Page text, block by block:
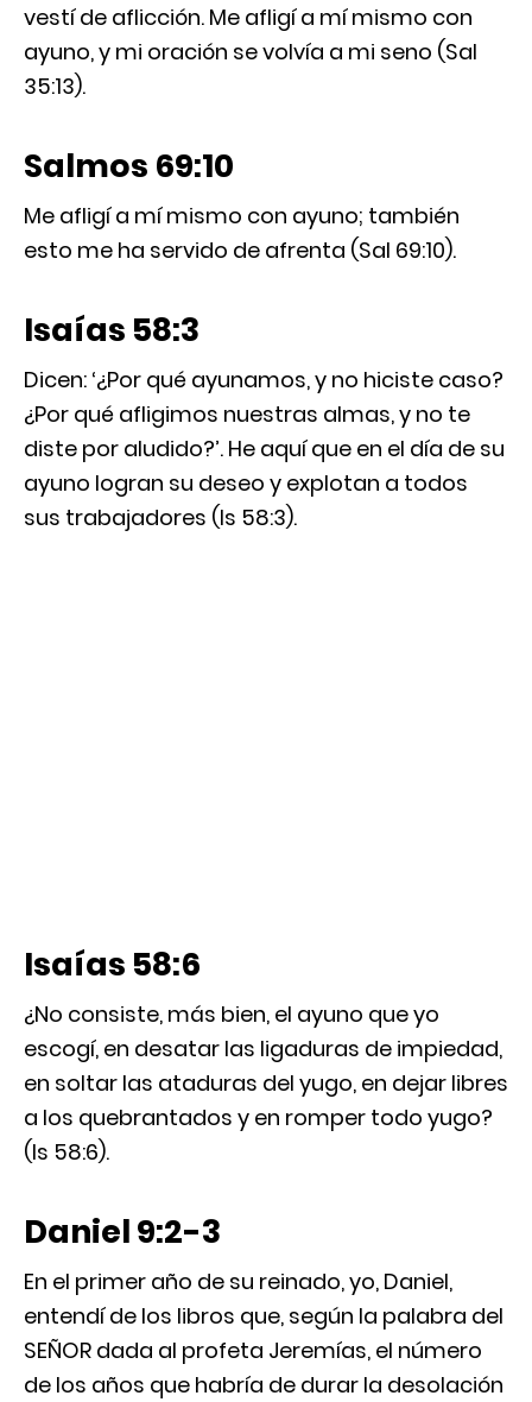
vestí de aflicción. Me afligí a mí mismo con
ayuno, y mi oración se volvía a mi seno (Sal
35:13).
Salmos 69:10
Me afligí a mí mismo con ayuno; también
esto me ha servido de afrenta (Sal 69:10).
Isaías 58:3
Dicen: ‘¿Por qué ayunamos, y no hiciste caso?
¿Por qué afligimos nuestras almas, y no te
diste por aludido?’. He aquí que en el día de su
ayuno logran su deseo y explotan a todos
sus trabajadores (Is 58:3).
Isaías 58:6
¿No consiste, más bien, el ayuno que yo
escogí, en desatar las ligaduras de impiedad,
en soltar las ataduras del yugo, en dejar libres
a los quebrantados y en romper todo yugo?
(Is 58:6).
Daniel 9:2-3
En el primer año de su reinado, yo, Daniel,
entendí de los libros que, según la palabra del
SEÑOR dada al profeta Jeremías, el número
de los años que habría de durar la desolación